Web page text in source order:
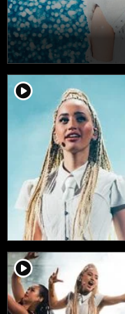
player2
player2